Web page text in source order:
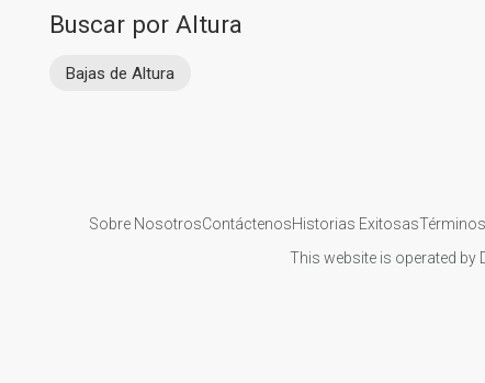
Buscar por Altura
Bajas de Altura
Sobre NosotrosContáctenosHistorias Exitosas
This website is operated by